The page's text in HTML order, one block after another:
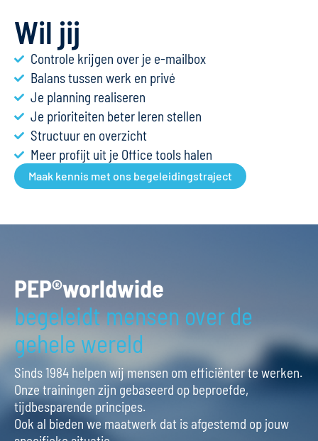
Wil jij
Controle krijgen over je e-mailbox
Balans tussen werk en privé
Je planning realiseren
Je prioriteiten beter leren stellen
Structuur en overzicht
Meer profijt uit je Office tools halen
Maak kennis met ons begeleidingstraject
PEP®worldwide
begeleidt mensen over de
gehele wereld
Sinds 1984 helpen wij mensen om efficiënter te werken.
Onze trainingen zijn gebaseerd op beproefde,
tijdbesparende principes.
Ook al bieden we maatwerk dat is afgestemd op jouw